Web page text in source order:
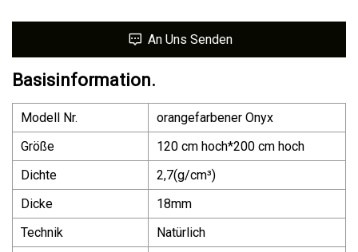
An Uns Senden
Basisinformation.
Modell Nr.
orangefarbener Onyx
Größe
120 cm hoch*200 cm hoch
Dichte
2,7(g/cm³)
Dicke
18mm
Technik
Natürlich